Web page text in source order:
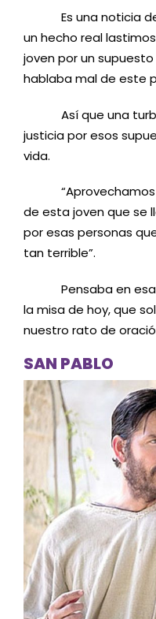
Es una noticia de
un hecho real
joven por un
hablaba mal de este
Así que una turba
justicia por esos
vida.
“Aprovechamos
de esta joven que se
por esas personas
tan terrible”.
Pensaba en esa
la misa de hoy, que
nuestro rato de
SAN PABLO